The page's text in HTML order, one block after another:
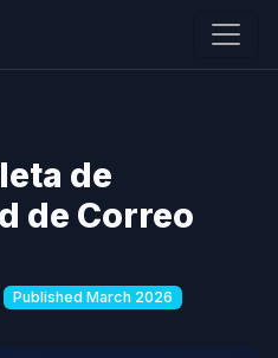
de
de Correo
Published March 2026